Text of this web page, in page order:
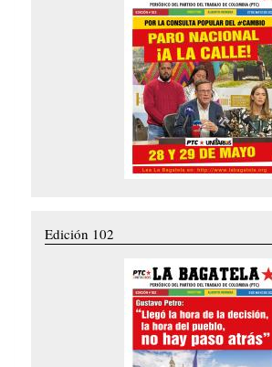
Edición 102